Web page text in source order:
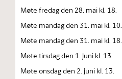
Møte fredag den 28. mai kl. 18.
Møte mandag den 31. mai kl. 10.
Møte mandag den 31. mai kl. 18.
Møte tirsdag den 1. juni kl. 13.
Møte onsdag den 2. juni kl. 13.